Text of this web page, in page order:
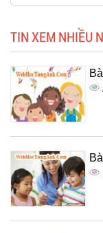
TIN XEM NHIỀU